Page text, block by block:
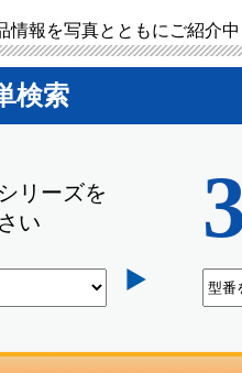
報を写真とともにご紹介中